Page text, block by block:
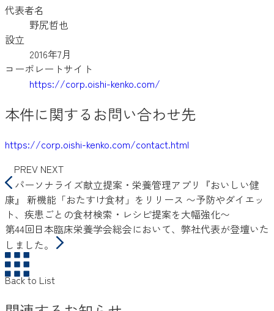
代表者名
野尻哲也
設立
2016年7月
コーポレートサイト
https://corp.oishi-kenko.com/
本件に関するお問い合わせ先
https://corp.oishi-kenko.com/contact.html
PREV NEXT
パーソナライズ献立提案・栄養管理アプリ『おいしい健
康』 新機能「おたすけ食材」をリリース 〜予防やダイエッ
ト、疾患ごとの食材検索・レシピ提案を大幅強化〜
第44回日本臨床栄養学会総会において、弊社代表が登壇いた
しました。
Back to List